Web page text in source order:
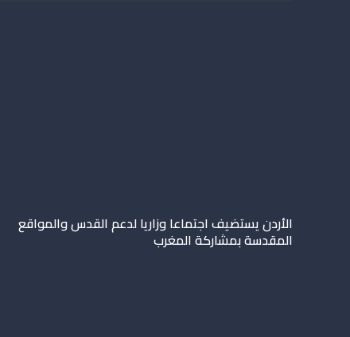
الأردن يستضيف اجتماعا وزاريا لدعم القدس والمواقع
المقدسة بمشاركة المغرب